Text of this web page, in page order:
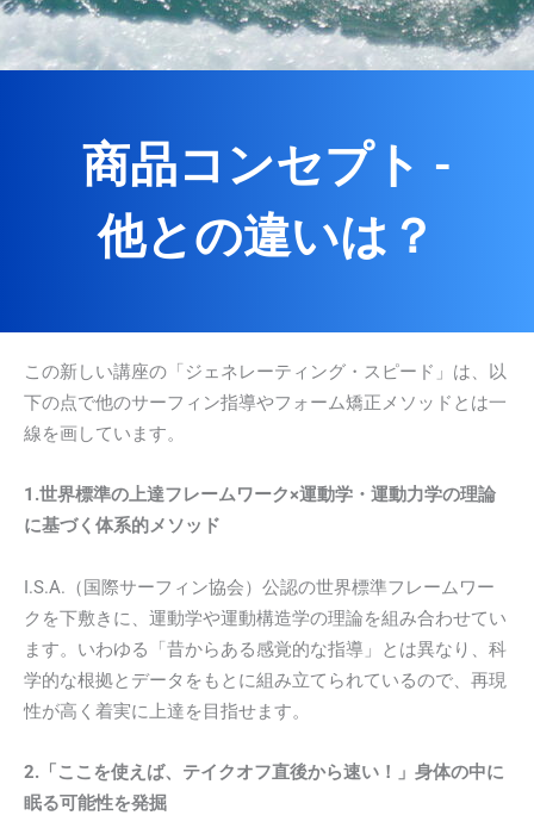
商品コンセプト -
他との違いは？
この新しい講座の「ジェネレーティング・スピード」は、以
下の点で他のサーフィン指導やフォーム矯正メソッドとは一
線を画しています。
1.世界標準の上達フレームワーク×運動学・運動力学の理論
に基づく体系的メソッド
I.S.A.（国際サーフィン協会）公認の世界標準フレームワー
クを下敷きに、運動学や運動構造学の理論を組み合わせてい
ます。いわゆる「昔からある感覚的な指導」とは異なり、科
学的な根拠とデータをもとに組み立てられているので、再現
性が高く着実に上達を目指せます。
2.「ここを使えば、テイクオフ直後から速い！」身体の中に
眠る可能性を発掘